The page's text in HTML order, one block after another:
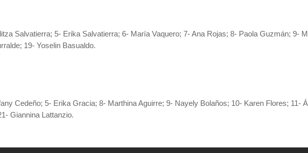
Salvatierra; 5- Erika Salvatierra; 6- María Vaquero; 7- Ana Rojas; 8- Paola Guzmán; 9-
19- Yoselin Basualdo.
Cedeño; 5- Erika Gracia; 8- Marthina Aguirre; 9- Nayely Bolaños; 10- Karen Flores; 11-
Giannina Lattanzio.